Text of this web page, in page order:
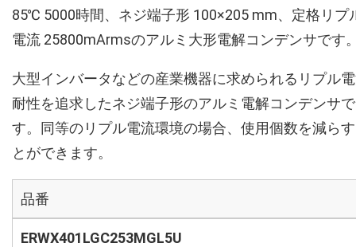
85℃ 5000時間、ネジ端子形 100×205 mm、定格リプ
電流 25800mArmsのアルミ大形電解コンデンサです
大型インバータなどの産業機器に求められるリプル
耐性を追求したネジ端子形のアルミ電解コンデンサで
す。同等のリプル電流環境の場合、使用個数を減ら
とができます。
品番
ERWX401LGC253MGL5U